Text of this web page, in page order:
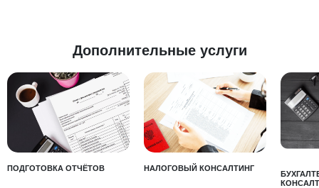
Дополнительные услуги
ПОДГОТОВКА ОТЧЁТОВ НАЛОГОВЫЙ КОНСАЛТИНГ